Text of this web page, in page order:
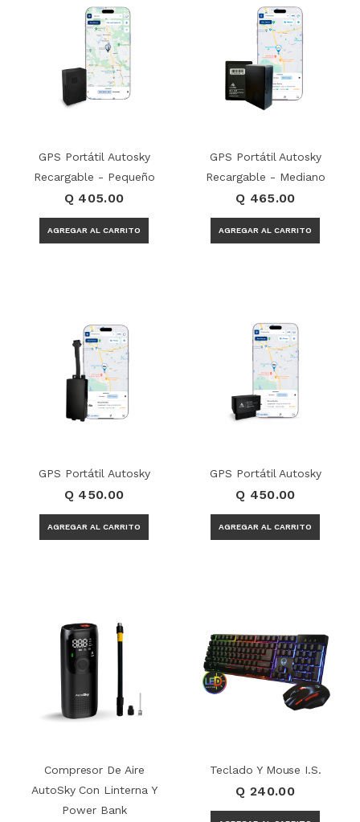
GPS Portátil Autosky
Recargable - Pequeño
Q 405.00
GPS Portátil Autosky
Recargable - Mediano
Q 465.00
GPS Portátil Autosky
Q 450.00
GPS Portátil Autosky
Q 450.00
Compresor De Aire
AutoSky Con Linterna Y
Power Bank
Teclado Y Mouse I.S.
Q 240.00